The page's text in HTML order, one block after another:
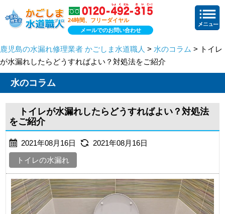
24時間、フリーダイヤル
メールでのお問い合わせ
鹿児島の水漏れ修理業者 かごしま水道職人 > 水のコラム > トイレ
が水漏れしたらどうすればよい？対処法をご紹介
水のコラム
トイレが水漏れしたらどうすればよい？対処法
をご紹介
2021年08月16日
2021年08月16日
トイレの水漏れ